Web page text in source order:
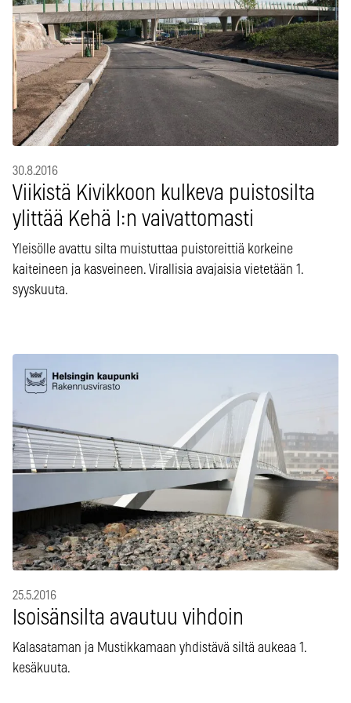
30.8.2016
Viikistä Kivikkoon kulkeva puistosilta
ylittää Kehä I:n vaivattomasti
Yleisölle avattu silta muistuttaa puistoreittiä korkeine
kaiteineen ja kasveineen. Virallisia avajaisia vietetään 1.
syyskuuta.
25.5.2016
Isoisänsilta avautuu vihdoin
Kalasataman ja Mustikkamaan yhdistävä siltä aukeaa 1.
kesäkuuta.